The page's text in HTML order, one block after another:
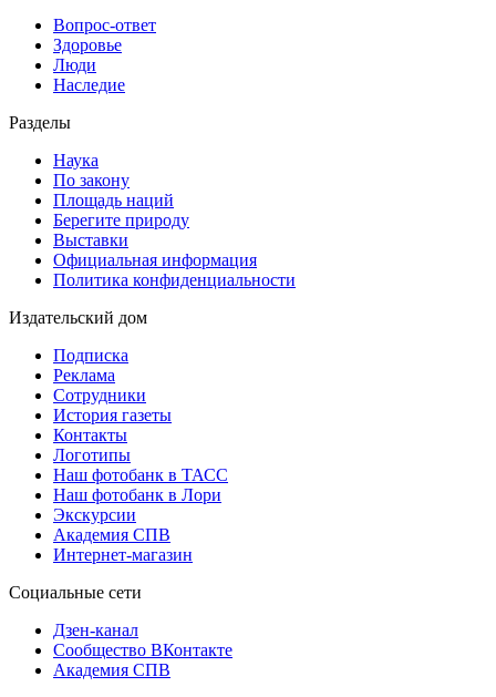
Вопрос-ответ
Здоровье
Люди
Наследие
Разделы
Наука
По закону
Площадь наций
Берегите природу
Выставки
Официальная информация
Политика конфиденциальности
Издательский дом
Подписка
Реклама
Сотрудники
История газеты
Контакты
Логотипы
Наш фотобанк в ТАСС
Наш фотобанк в Лори
Экскурсии
Академия СПВ
Интернет-магазин
Социальные сети
Дзен-канал
Сообщество ВКонтакте
Академия СПВ